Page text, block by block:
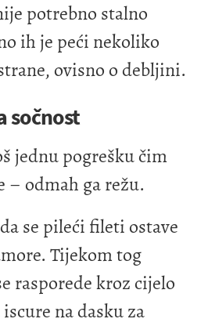
potrebno stalno
ih je peći nekoliko
ovisno o debljini.
sočnost
jednu pogrešku čim
– odmah ga režu.
se pileći fileti ostave
Tijekom tog
rasporede kroz cijelo
na dasku za